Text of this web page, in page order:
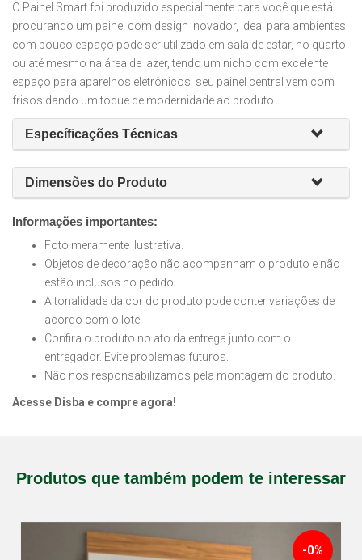
O Painel Smart foi produzido especialmente para você que está
procurando um painel com design inovador, ideal para ambientes
com pouco espaço pode ser utilizado em sala de estar, no quarto
ou até mesmo na área de lazer, tendo um nicho com excelente
espaço para aparelhos eletrônicos, seu painel central vem com
frisos dando um toque de modernidade ao produto.
Específicações Técnicas
Dimensões do Produto
Informações importantes:
Foto meramente ilustrativa.
Objetos de decoração não acompanham o produto e não
estão inclusos no pedido.
A tonalidade da cor do produto pode conter variações de
acordo com o lote.
Confira o produto no ato da entrega junto com o
entregador. Evite problemas futuros.
Não nos responsabilizamos pela montagem do produto.
Acesse Disba e compre agora!
Produtos que também podem te interessar
-0%